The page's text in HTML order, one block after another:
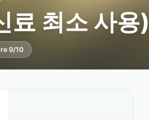
료 최소 사용)
9/10